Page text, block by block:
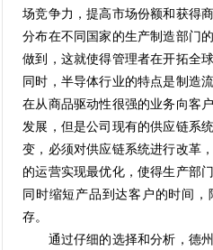
场竞争力，提高市场份额和获得
分布在不同国家的生产制造部门
做到，这就使得管理者在开拓全
同时，半导体行业的特点是制造
在从商品驱动性很强的业务向客
发展，但是公司现有的供应链系
变，必须对供应链系统进行改革
的运营实现最优化，使得生产部
同时缩短产品到达客户的时间
存。
通过仔细的选择和分析，德州